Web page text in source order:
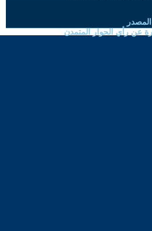
عن رأي الحوار المتمدن